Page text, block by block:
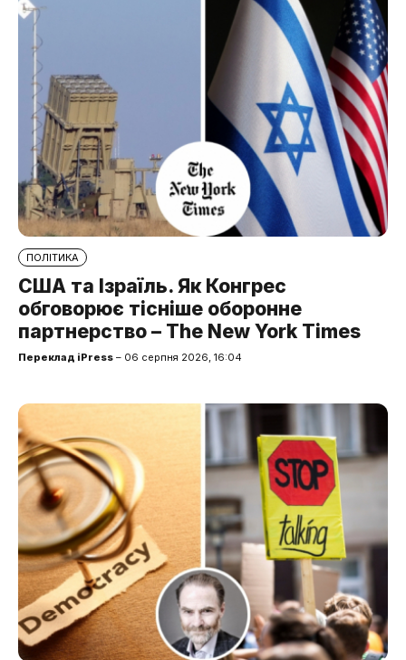
ПОЛІТИКА
США та Ізраїль. Як Конгрес
обговорює тісніше оборонне
партнерство – The New York Times
Переклад iPress – 06 серпня 2026, 16:04